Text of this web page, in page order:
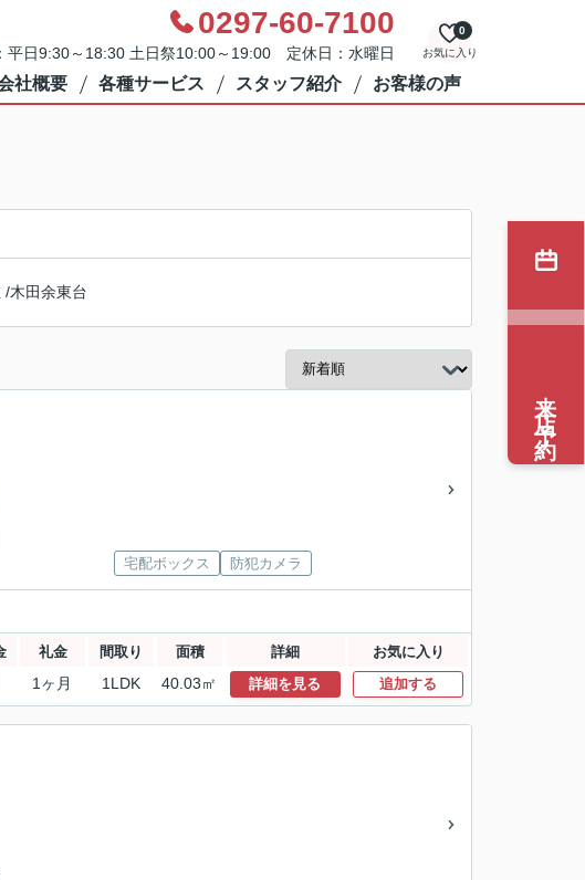
0297-60-7100
平日9:30～18:30 土日祭10:00～19:00 定休日：水曜日 お気に入り
0
社概要 各種サービス スタッフ紹介 お客様の声
/木田余東台
宅配ボックス 防犯カメラ
礼金 間取り 面積 詳細 お気に入り
1ヶ月 1LDK 40.03㎡ 詳細を見る 追加する
来店予約